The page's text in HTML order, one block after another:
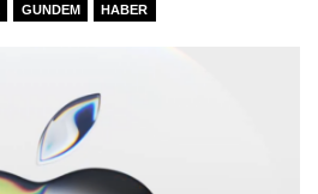
GUNDEM HABER